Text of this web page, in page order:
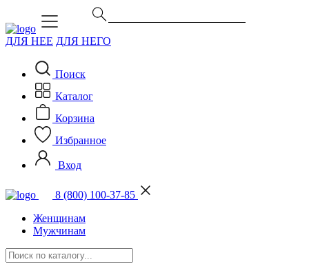
ДЛЯ НЕЕ ДЛЯ НЕГО
Поиск
Каталог
Корзина
Избранное
Вход
8 (800) 100-37-85
Женщинам
Мужчинам